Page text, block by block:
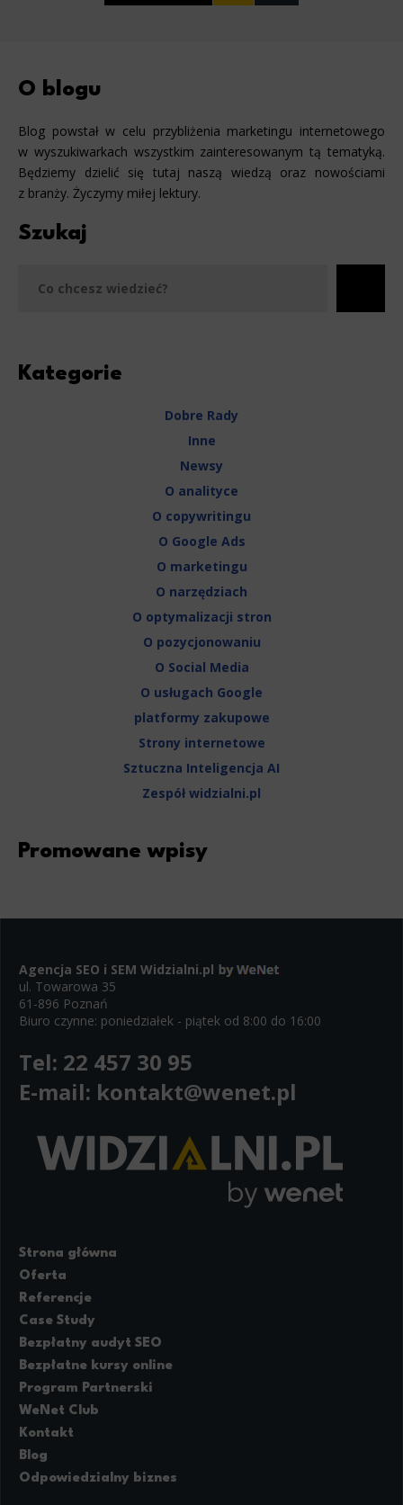
O blogu
Blog powstał w celu przybliżenia marketingu internetowego
w wyszukiwarkach wszystkim zainteresowanym tą tematyką.
Będziemy dzielić się tutaj naszą wiedzą oraz nowościami
z branży. Życzymy miłej lektury.
Szukaj
Kategorie
Dobre Rady
Inne
Newsy
O analityce
O copywritingu
O Google Ads
O marketingu
O narzędziach
O optymalizacji stron
O pozycjonowaniu
O Social Media
O usługach Google
platformy zakupowe
Strony internetowe
Sztuczna Inteligencja AI
Zespół widzialni.pl
Promowane wpisy
Agencja SEO i SEM Widzialni.pl
ul. Towarowa 35
61-896 Poznań
Biuro czynne: poniedziałek - piątek od 8:00 do 16:00
Tel: 22 457 30 95
E-mail: kontakt@wenet.pl
Strona główna
Oferta
Referencje
Case Study
Bezpłatny audyt SEO
Bezpłatne kursy online
Program Partnerski
WeNet Club
Kontakt
Blog
Odpowiedzialny biznes